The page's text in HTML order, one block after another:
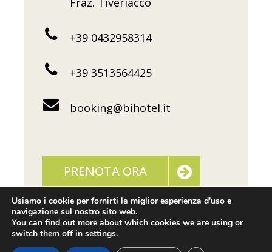
+39 0432958314
+39 3513564425
booking@bihotel.it
PRENOTA ORA
Usiamo i cookie per fornirti la miglior esperienza d'uso e
navigazione sul nostro sito web.
You can find out more about which cookies we are using or
switch them off in settings.